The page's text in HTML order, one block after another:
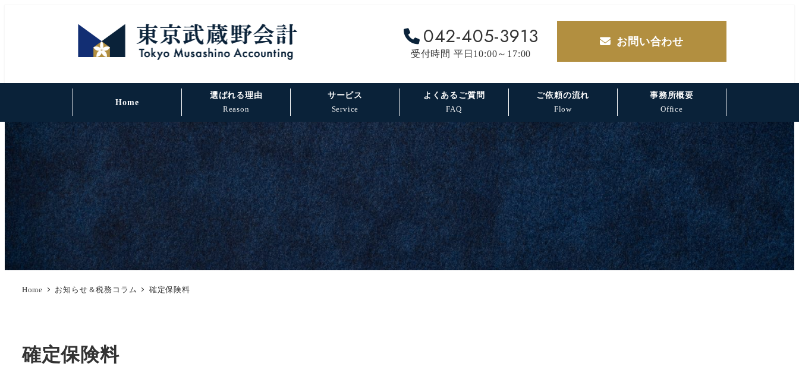
042-405-3913
受付時間 平日10:00～17:00
お問い合わせ
Home
選ばれる理由
Reason
サービス
Service
よくあるご質問
FAQ
ご依頼の流れ
Flow
事務所概要
Office
Home お知らせ＆税務コラム 確定保険料
確定保険料